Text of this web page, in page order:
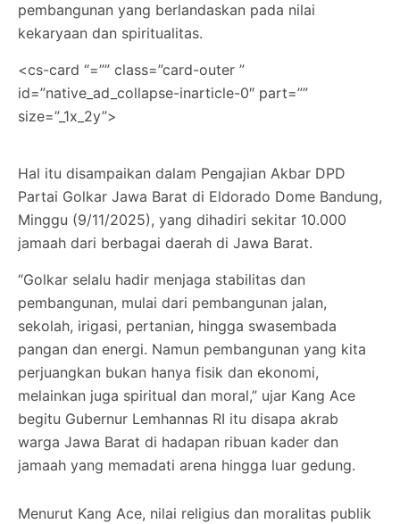
pembangunan yang berlandaskan pada nilai
kekaryaan dan spiritualitas.
<cs-card “=”” class=”card-outer ”
id=”native_ad_collapse-inarticle-0″ part=””
size=”_1x_2y”>
Hal itu disampaikan dalam Pengajian Akbar DPD
Partai Golkar Jawa Barat di Eldorado Dome Bandung,
Minggu (9/11/2025), yang dihadiri sekitar 10.000
jamaah dari berbagai daerah di Jawa Barat.
“Golkar selalu hadir menjaga stabilitas dan
pembangunan, mulai dari pembangunan jalan,
sekolah, irigasi, pertanian, hingga swasembada
pangan dan energi. Namun pembangunan yang kita
perjuangkan bukan hanya fisik dan ekonomi,
melainkan juga spiritual dan moral,” ujar Kang Ace
begitu Gubernur Lemhannas RI itu disapa akrab
warga Jawa Barat di hadapan ribuan kader dan
jamaah yang memadati arena hingga luar gedung.
Menurut Kang Ace, nilai religius dan moralitas publik